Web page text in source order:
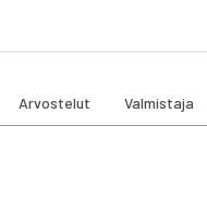
Arvostelut Valmistaja